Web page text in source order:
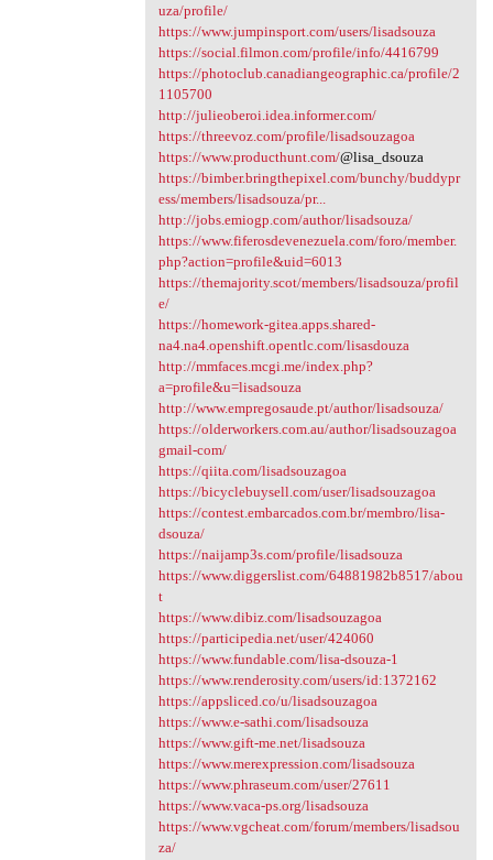
uza/profile/
https://www.jumpinsport.com/users/lisadsouza
https://social.filmon.com/profile/info/4416799
https://photoclub.canadiangeographic.ca/profile/2
1105700
http://julieoberoi.idea.informer.com/
https://threevoz.com/profile/lisadsouzagoa
https://www.producthunt.com/@lisa_dsouza
https://bimber.bringthepixel.com/bunchy/buddypr
ess/members/lisadsouza/pr...
http://jobs.emiogp.com/author/lisadsouza/
https://www.fiferosdevenezuela.com/foro/member.
php?action=profile&uid=6013
https://themajority.scot/members/lisadsouza/profil
e/
https://homework-gitea.apps.shared-
na4.na4.openshift.opentlc.com/lisasdouza
http://mmfaces.mcgi.me/index.php?
a=profile&u=lisadsouza
http://www.empregosaude.pt/author/lisadsouza/
https://olderworkers.com.au/author/lisadsouzagoa
gmail-com/
https://qiita.com/lisadsouzagoa
https://bicyclebuysell.com/user/lisadsouzagoa
https://contest.embarcados.com.br/membro/lisa-
dsouza/
https://naijamp3s.com/profile/lisadsouza
https://www.diggerslist.com/64881982b8517/abou
t
https://www.dibiz.com/lisadsouzagoa
https://participedia.net/user/424060
https://www.fundable.com/lisa-dsouza-1
https://www.renderosity.com/users/id:1372162
https://appsliced.co/u/lisadsouzagoa
https://www.e-sathi.com/lisadsouza
https://www.gift-me.net/lisadsouza
https://www.merexpression.com/lisadsouza
https://www.phraseum.com/user/27611
https://www.vaca-ps.org/lisadsouza
https://www.vgcheat.com/forum/members/lisadsou
za/